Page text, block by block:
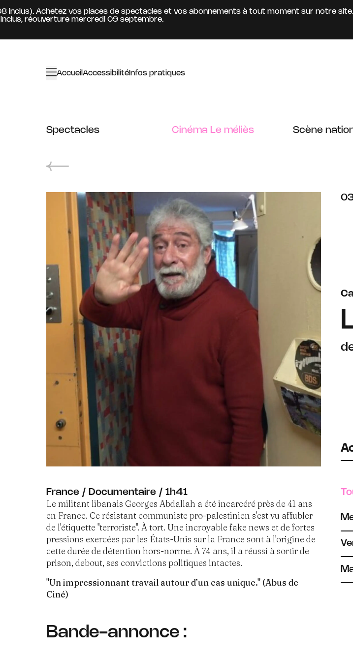
Achetez vos places de spectacles et vos abonnements à tout moment sur notre site.
réouverture mercredi 09 septembre.
AccueilAccessibilité Infos pratiques
Spectacles Cinéma Le méliès Scène
du
France / Documentaire / 1h41
Le militant libanais Georges Abdallah a été incarcéré près de 41 ans
en France. Ce résistant communiste pro-palestinien s'est vu affubler
de l'étiquette ''terroriste''. À tort. Une incroyable fake news et de fortes
pressions exercées par les États-Unis sur la France sont à l'origine de
cette durée de détention hors-norme. À 74 ans, il a réussi à sortir de
prison, debout, ses convictions politiques intactes.
"Un impressionnant travail autour d’un cas unique." (Abus de
Ciné)
Bande-annonce :